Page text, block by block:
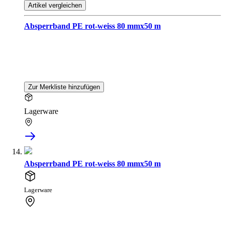
Artikel vergleichen
Absperrband PE rot-weiss 80 mmx50 m
Zur Merkliste hinzufügen
Lagerware
Absperrband PE rot-weiss 80 mmx50 m
Lagerware